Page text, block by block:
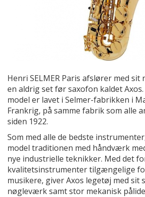
Henri SELMER Paris afslører med sit
en aldrig set før saxofon kaldet
model er lavet i Selmer-fabrikken i
Frankrig, på samme fabrik som alle
siden 1922.
Som med alle de bedste
model traditionen med håndværk
nye industrielle teknikker. Med det
kvalitetsinstrumenter tilgængelige
musikere, giver Axos legetøj med sit
nøgleværk samt stor mekanisk